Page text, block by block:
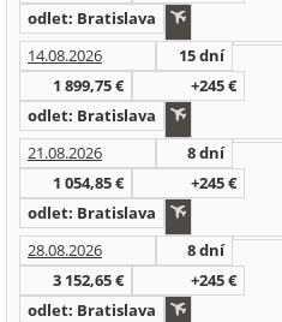
odlet: Bratislava
14.08.2026
15 dní
1 899,75 €
+245 €
odlet: Bratislava
21.08.2026
8 dní
1 054,85 €
+245 €
odlet: Bratislava
28.08.2026
8 dní
3 152,65 €
+245 €
odlet: Bratislava